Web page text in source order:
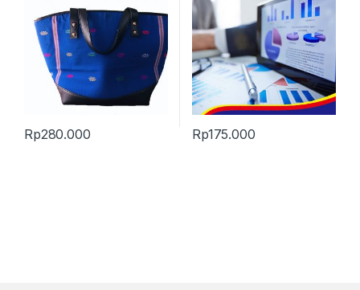
Rp280.000 Rp175.000